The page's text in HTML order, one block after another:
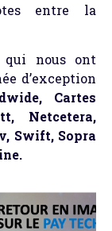
entre la
qui nous ont
d’exception
Cartes
Netcetera,
Swift, Sopra